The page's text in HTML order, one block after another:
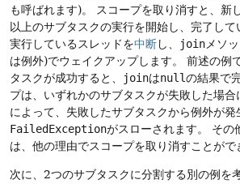
も呼ばれます)。
スコープを取り消すと、新
以上のサブタスクの実行を開始し、完了し
実行しているスレッドを中断し、 join メソ
は例外)でウェイクアップします。
前述の例
タスクが成功すると、
joinはnullの結果で
プは、いずれかのサブタスクが失敗した場合
によって、失敗したサブタスクから例外が発
FailedExceptionがスローされます。 その
は、他の理由でスコープを取り消すことがで
次に、2つのサブタスクに分割する別の例を